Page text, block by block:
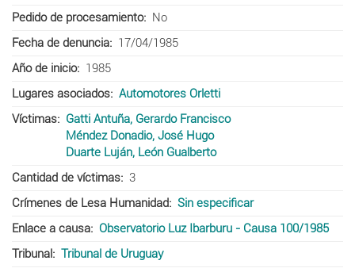
Pedido de procesamiento
No
Fecha de denuncia
17/04/1985
Año de inicio
1985
Lugares asociados
Automotores Orletti
Víctimas
Gatti Antuña, Gerardo Francisco
Méndez Donadio, José Hugo
Duarte Luján, León Gualberto
Cantidad de víctimas
3
Crímenes de Lesa Humanidad
Sin especificar
Enlace a causa
Observatorio Luz Ibarburu - Causa 100/1985
Tribunal
Tribunal de Uruguay